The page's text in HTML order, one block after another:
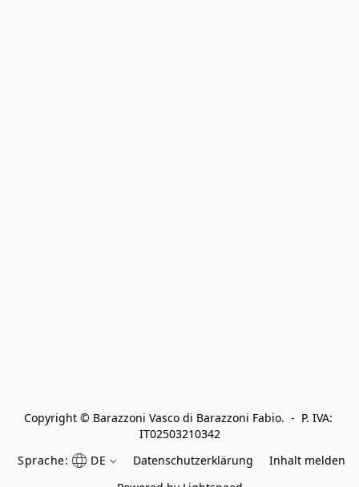
Copyright © Barazzoni Vasco di Barazzoni Fabio.  -  P. IVA:
IT02503210342
Sprache:
DE Datenschutzerklärung
Inhalt melden